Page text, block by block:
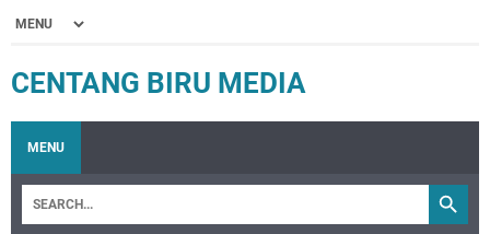
CENTANG BIRU MEDIA
MENU